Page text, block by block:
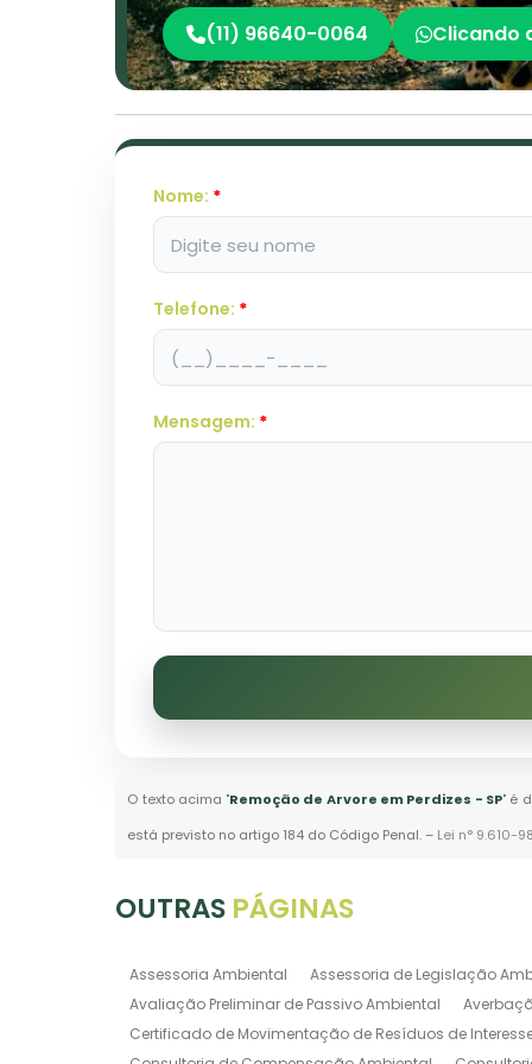
(11) 96640-0064 Clicando
Nome: *
Telefone: *
Mensagem: *
O texto acima "Remoção de Arvore em Perdizes - SP" é
está previsto no artigo 184 do Código Penal. – Lei n° 9.610-
OUTRAS PÁGINAS
Assessoria Ambiental Assessoria de Legislação
Avaliação Preliminar de Passivo Ambiental
Certificado de Movimentação de Resíduos de